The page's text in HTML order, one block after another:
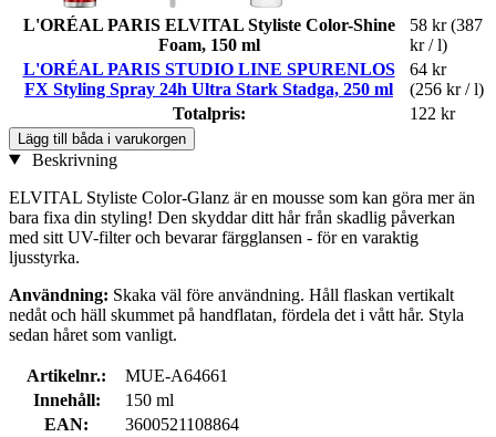
L'ORÉAL PARIS ELVITAL Styliste Color-Shine
Foam, 150 ml
58 kr (387
kr / l)
L'ORÉAL PARIS STUDIO LINE SPURENLOS
FX Styling Spray 24h Ultra Stark Stadga, 250 ml
64 kr
(256 kr / l)
Totalpris:
122 kr
Lägg till båda i varukorgen
Beskrivning
ELVITAL Styliste Color-Glanz är en mousse som kan göra mer än
bara fixa din styling! Den skyddar ditt hår från skadlig påverkan
med sitt UV-filter och bevarar färgglansen - för en varaktig
ljusstyrka.
Användning: Skaka väl före användning. Håll flaskan vertikalt
nedåt och häll skummet på handflatan, fördela det i vått hår. Styla
sedan håret som vanligt.
Artikelnr.:
MUE-A64661
Innehåll:
150 ml
EAN:
3600521108864